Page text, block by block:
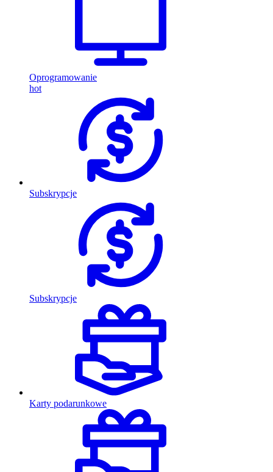
Oprogramowanie
hot
Subskrypcje
Subskrypcje
Karty podarunkowe